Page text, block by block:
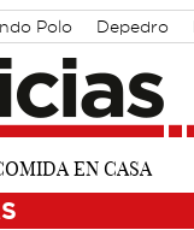
Polo Depedro
Martínez Guijarro